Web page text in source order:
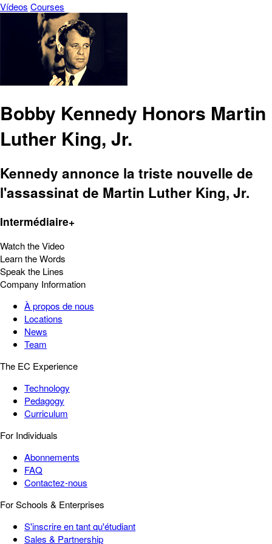
Vídeos Courses
Bobby Kennedy Honors Martin
Luther King, Jr.
Kennedy annonce la triste nouvelle de
l'assassinat de Martin Luther King, Jr.
Intermédiaire+
Watch the Video
Learn the Words
Speak the Lines
Company Information
À propos de nous
Locations
News
Team
The EC Experience
Technology
Pedagogy
Curriculum
For Individuals
Abonnements
FAQ
Contactez-nous
For Schools & Enterprises
S'inscrire en tant qu'étudiant
Sales & Partnership